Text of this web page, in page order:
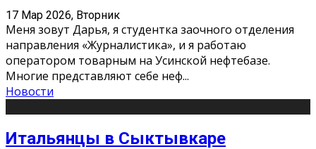
17 Мар 2026, Вторник
Меня зовут Дарья, я студентка заочного отделения
направления «Журналистика», и я работаю
оператором товарным на Усинской нефтебазе.
Многие представляют себе неф...
Новости
Итальянцы в Сыктывкаре